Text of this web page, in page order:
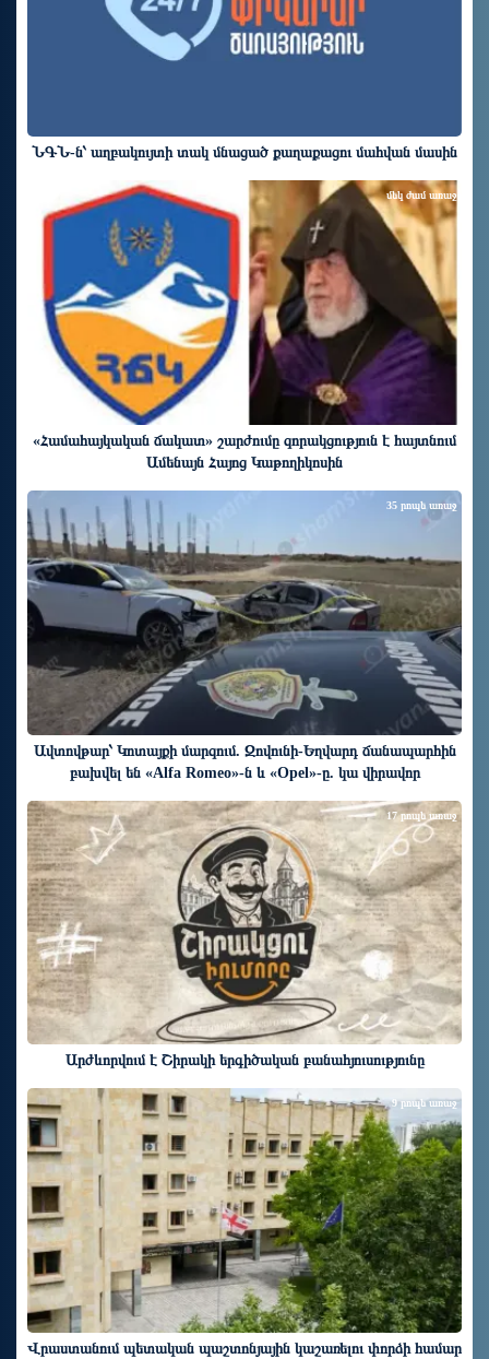
ՆԳՆ-ն՝ աղբակույտի տակ մնացած քաղաքացու մահվան մասին
«Համահայկական ճակատ» շարժումը զորակցություն է հայտնում
Ամենայն Հայոց Կաթողիկոսին
մեկ ժամ առաջ
Ավտովթար՝ Կոտայքի մարզում. Զովունի-Եղվարդ ճանապարհին
բախվել են «Alfa Romeo»-ն և «Opel»-ը. կա վիրավոր
35 րոպե առաջ
Արժևորվում է Շիրակի երգիծական բանահյուսությունը
17 րոպե առաջ
Վրաստանում պետական ​​պաշտոնյային կաշառելու փորձի համար
9 րոպե առաջ